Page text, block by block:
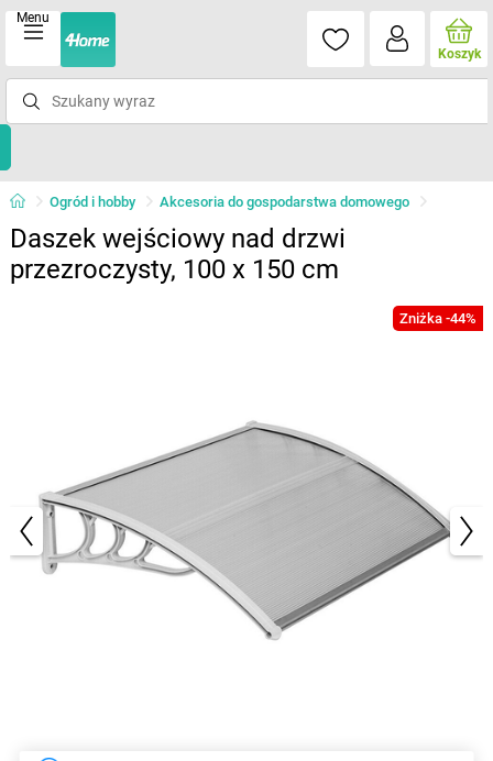
Menu
Koszyk
Ogród i hobby Akcesoria do gospodarstwa domowego
Daszek wejściowy nad drzwi
przezroczysty, 100 x 150 cm
Zniżka -44%